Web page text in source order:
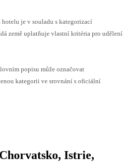
je v souladu s kategorizací
země uplatňuje vlastní kritéria pro udělení
popisu může označovat
kategorii ve srovnání s oficiální
Istrie,